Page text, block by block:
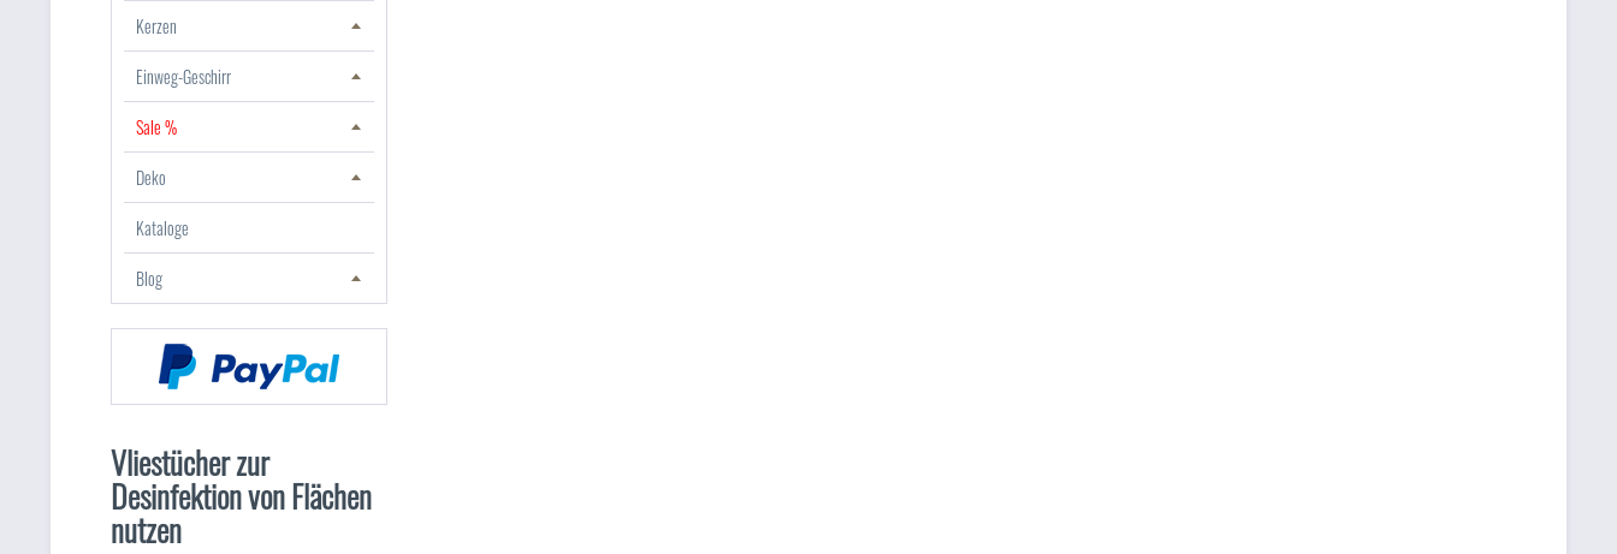
Kerzen
Einweg-Geschirr
Sale %
Deko
Kataloge
Blog
Vliestücher zur
Desinfektion von Flächen
nutzen